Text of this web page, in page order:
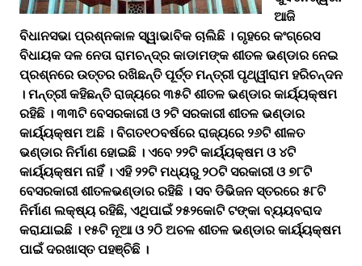
ଆଜି
ବିଧାନସଭା ପ୍ରଶ୍ନକାଳ ସ୍ୱାଭାବିକ ଚାଲିଛି । ଗୃହରେ କଂଗ୍ରେସ
ବିଧାୟକ ଦଳ ନେତା ରାମଚନ୍ଦ୍ର କାଡାମଙ୍କ ଶୀତଳ ଭଣ୍ଡାର ନେଇ
ପ୍ରଶ୍ନରେ ଉତ୍ତର ରଖିଛନ୍ତି ପୂର୍ତ୍ତ ମନ୍ତ୍ରୀ ପୃଥ୍ୱୀରାମ ହରିଚନ୍ଦନ
। ମନ୍ତ୍ରୀ କହିଛନ୍ତି ରାଜ୍ୟରେ ୩୫ଟି ଶୀତଳ ଭଣ୍ଡାର କାର୍ୟ୍ୟକ୍ଷମ
ରହିଛି । ୩୩ଟି ବେସରକାରୀ ଓ ୨ଟି ସରକାରୀ ଶୀତଳ ଭଣ୍‌ଡାର
କାର୍ୟ୍ୟକ୍ଷମ ଅଛି । ବିଗତ୧୦ବର୍ଷରେ ରାଜ୍ୟରେ ୨୬ଟି ଶୀଳତ
ଭଣ୍ଡାର ନିର୍ମାଣ ହୋଇଛି । ଏବେ ୨୨ଟି କାର୍ୟ୍ୟକ୍ଷମ ଓ ୪ଟି
କାର୍ୟ୍ୟକ୍ଷମ ନାହିଁ । ଏହି ୨୨ଟି ମଧ୍ୟରୁ ୨୦ଟି ସରକାରୀ ଓ ୭୮ଟି
ବେସରକାରୀ ଶୀତଳଭଣ୍ଡାର ରହିଛି । ସବ ଡିଭିଜନ ସ୍ତରରେ ୫୮ଟି
ନିର୍ମାଣ ଲକ୍ଷ୍ୟ ରହିଛି, ଏଥିପାଇଁ ୨୫୨କୋଟି ଟଙ୍କା ବ୍ୟୟବରାଦ
କରାଯାଇଛି । ୧୫ଟି ନୂଆ ଓ ୨ଠି ଅଚଳ ଶୀତଳ ଭଣ୍ଡାର କାର୍ୟ୍ୟକ୍ଷମ
ପାଇଁ ଦରଖାସ୍ତ ପହଞ୍ଚିଛି ।